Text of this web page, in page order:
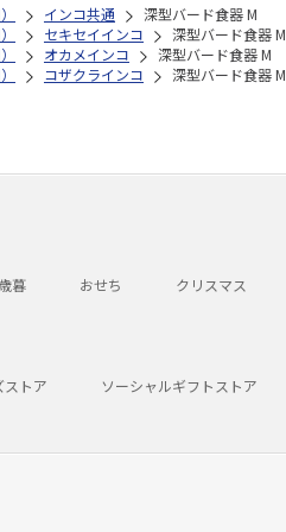
インコ共通
深型バード食器 M
セキセイインコ
深型バード食器 M
オカメインコ
深型バード食器 M
コザクラインコ
深型バード食器 M
暮 おせち クリスマス
ストア ソーシャルギフトストア